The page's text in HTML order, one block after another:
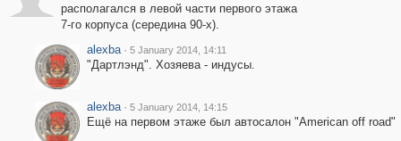
располагался в левой части первого этажа
7-го корпуса (середина 90-х).
alexba · 5 January 2014, 14:11
"Дартлэнд". Хозяева - индусы.
alexba · 5 January 2014, 14:15
Ещё на первом этаже был автосалон "American off road"